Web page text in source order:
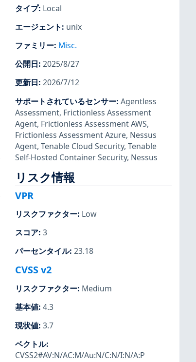
タイプ: Local
エージェント: unix
ファミリー: Misc.
公開日: 2025/8/27
更新日: 2026/7/12
サポートされているセンサー: Agentless
Assessment, Frictionless Assessment
Agent, Frictionless Assessment AWS,
Frictionless Assessment Azure, Nessus
Agent, Tenable Cloud Security, Tenable
Self-Hosted Container Security, Nessus
リスク情報
VPR
リスクファクター: Low
スコア: 3
パーセンタイル: 23.18
CVSS v2
リスクファクター: Medium
基本値: 4.3
現状値: 3.7
ベクトル:
CVSS2#AV:N/AC:M/Au:N/C:N/I:N/A:P